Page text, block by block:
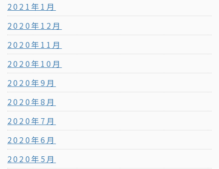
2021年1月
2020年12月
2020年11月
2020年10月
2020年9月
2020年8月
2020年7月
2020年6月
2020年5月